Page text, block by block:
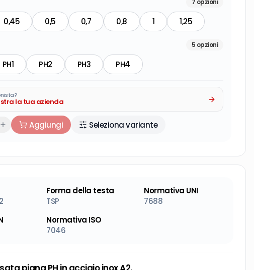
7 opzioni
0,45 0,5 0,7 0,8 1 1,25
5 opzioni
PH1 PH2 PH3 PH4
la tua azienda
Aggiungi Seleziona variante
Forma della testa
TSP
Normativa UNI
7688
Normativa ISO
7046